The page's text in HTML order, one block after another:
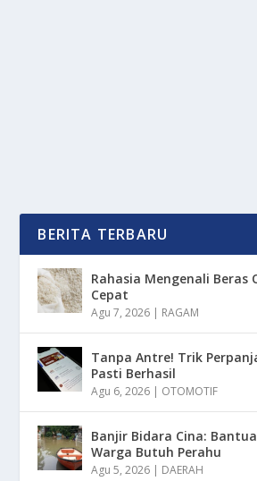
BERITA TERBARU
Rahasia Mengenali Beras
Cepat
Agu 7, 2026 | RAGAM
Tanpa Antre! Trik
Pasti Berhasil
Agu 6, 2026 | OTOMOTIF
Banjir Bidara Cina:
Warga Butuh Perahu
Agu 5, 2026 | DAERAH